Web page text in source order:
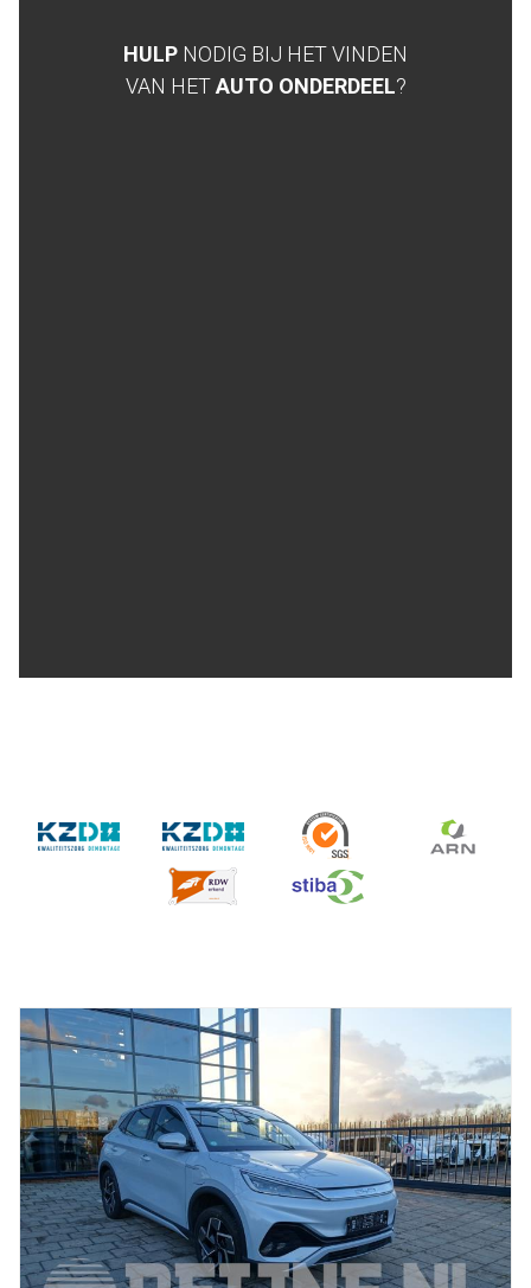
HULP NODIG BIJ HET VINDEN
VAN HETAUTO ONDERDEEL?